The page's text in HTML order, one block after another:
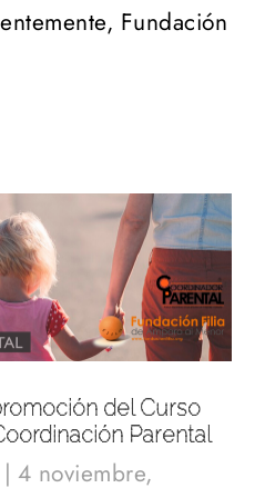
Fundación
del Curso
Parental
| 4 noviembre,